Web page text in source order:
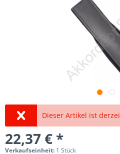
Dieser Artikel ist
22,37 € *
Verkaufseinheit: 1 Stück